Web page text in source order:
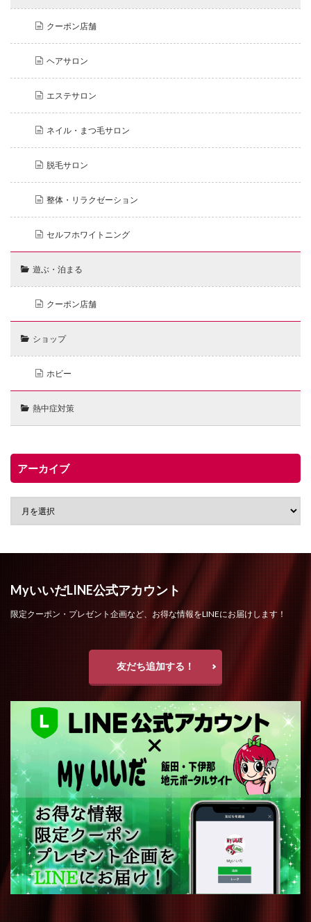
クーポン店舗
ヘアサロン
エステサロン
ネイル・まつ毛サロン
脱毛サロン
整体・リラクゼーション
セルフホワイトニング
遊ぶ・泊まる
クーポン店舗
ショップ
ホビー
熱中症対策
アーカイブ
MyいいだLINE公式アカウント
限定クーポン・プレゼント企画など、お得な情報をLINEにお届けします！
友だち追加する！